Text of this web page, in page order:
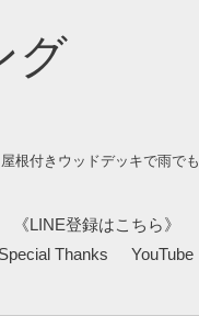
グ
根付きウッドデッキで雨でも
《LINE登録はこちら》
Special Thanks
YouTube